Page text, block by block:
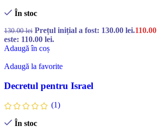
În stoc
130.00lei Prețul inițial a fost: 130.00 lei.110.00
este: 110.00 lei.
Adaugă în coș
Adaugă la favorite
Decretul pentru Israel
(1)
În stoc